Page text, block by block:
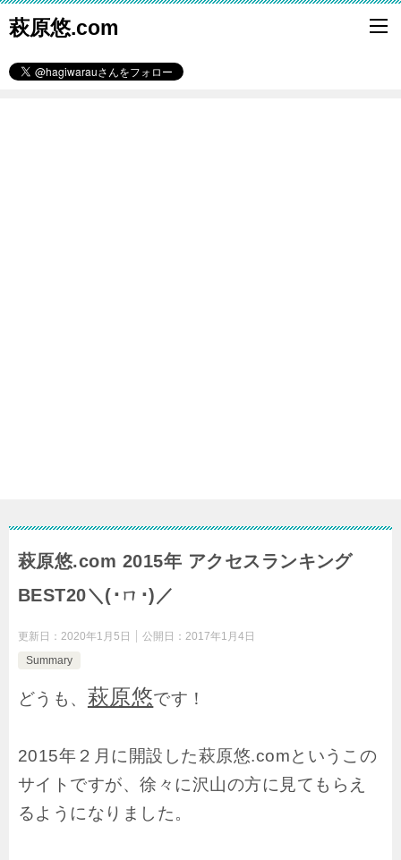
萩原悠.com
萩原悠.com 2015年 アクセスランキング
BEST20＼(･ㄇ･)／
更新日： 2020年1月5日 公開日： 2017年1月4日
Summary
どうも、 萩原悠です！
2015年２月に開設した萩原悠.comというこの
サイトですが、徐々に沢山の方に見てもらえ
るようになりました。